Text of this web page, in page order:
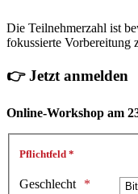
Die Teilnehmerzahl ist
fokussierte Vorbereitung
👉 Jetzt anmelden
Online-Workshop am
Pflichtfeld *
Geschlecht